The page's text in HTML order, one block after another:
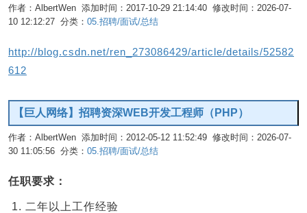
作者：AlbertWen 添加时间：2017-10-29 21:14:40 修改时间：2026-07-
10 12:12:27 分类： 05.招聘/面试/总结
http://blog.csdn.net/ren_273086429/article/details/52582
612
【巨人网络】招聘资深WEB开发工程师（PHP）
作者：AlbertWen 添加时间：2012-05-12 11:52:49 修改时间：2026-07-
30 11:05:56 分类： 05.招聘/面试/总结
任职要求：
二年以上工作经验